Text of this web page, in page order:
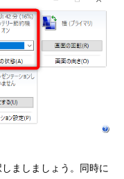
ましましょう。同時に